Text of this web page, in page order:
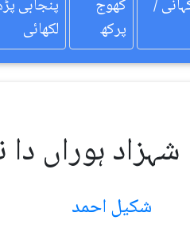
پنجابی
لکھائی
کھوج
پرکھ
/
ہوراں دا